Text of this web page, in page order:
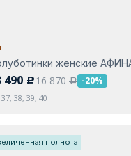
женские
490 c16 870a -20%
38, 39, 40
полнота